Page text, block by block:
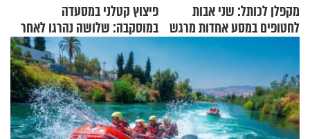
מקפלן לכותל: שני אבות
לחטופים במסע אחדות מרגש
פיצוץ קטלני במסעדה
במוסקבה: שלושה נהרגו לאחר
שמטען שנשאה אישה התפוצץ